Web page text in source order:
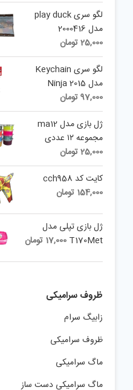
لگو سری play duck
مدل 2000416
25,000تومان
لگو سری Keychain
مدل 2015 Ninja
97,000تومان
ژل بازی مدل ma12
مجموعه ۱۲ عددی
25,000تومان
کایت کد cch958
154,000 تومان
ژل بازی تپلی مدل
T170Met
17,000 تومان
ظروف سرامیکی
زابیگ سرام
ظروف سرامیکی
ماگ سرامیکی
ماگ سرامیکی دست ساز